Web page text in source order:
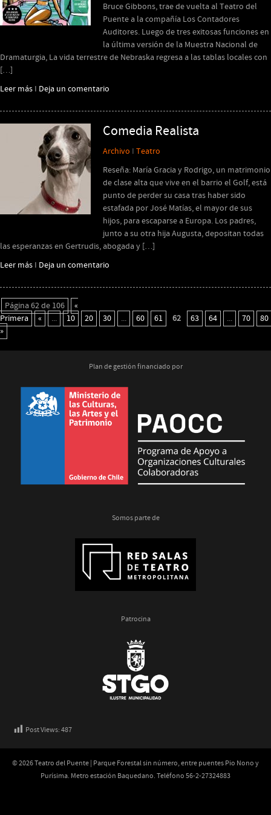
Bruce Gibbons, trae de vuelta al Teatro del
Puente a la compañía Los Contadores
Auditores. Luego de tres exitosas funciones en
la última versión de la Muestra Nacional de
Dramaturgia, La vida terrestre de Nebraska regresa a las tablas locales con
[…]
Leer más I Deja un comentario
Comedia Realista
Archivo I Teatro
Reseña: María Gracia y Rodrigo, un matrimonio
de clase alta que vive en el barrio el Golf, está
punto de perder su casa tras haber sido
estafada por José Matías, el mayor de sus
hijos, para escaparse a Europa. Los padres,
junto a su otra hija Augusta, depositan todas
las esperanzas en Gertrudis, abogada y […]
Leer más I Deja un comentario
Página 62 de 106
«
Primera
« ... 10 20 30 ... 60 61 62 63 64 ... 70
80
»
Plan de gestión financiado por
Somos parte de
Patrocina
Post Views:487
© 2026 Teatro del Puente | Parque Forestal sin número, entre puentes Pio Nono y
Purísima. Metro estación Baquedano. Teléfono 56-2-27324883